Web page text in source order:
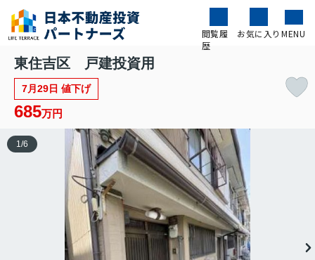
閲覧履
歴
お気に入り MENU
東住吉区 戸建投資用
7月29日 値下げ
685万円
1 /6